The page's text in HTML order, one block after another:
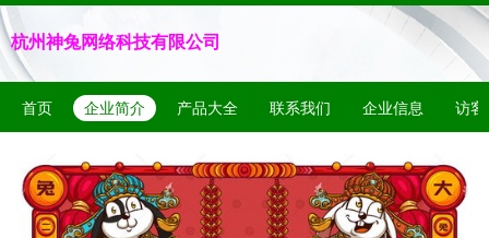
杭州神兔网络科技有限公司
首页 企业简介 产品大全 联系我们 企业信息 访客